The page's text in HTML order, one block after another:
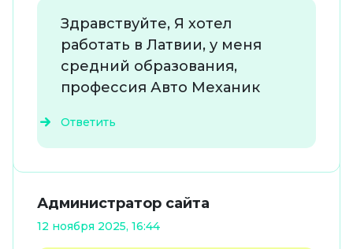
Здравствуйте, Я хотел
работать в Латвии, у меня
средний образования,
профессия Авто Механик
Ответить
Администратор сайта
12 ноября 2025, 16:44